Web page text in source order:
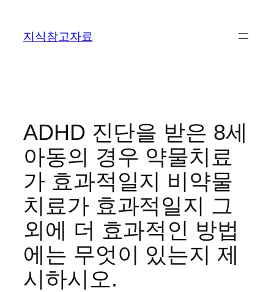
지식참고자료
ADHD 진단을 받은 8세
아동의 경우 약물치료
가 효과적일지 비약물
치료가 효과적일지 그
외에 더 효과적인 방법
에는 무엇이 있는지 제
시하시오.